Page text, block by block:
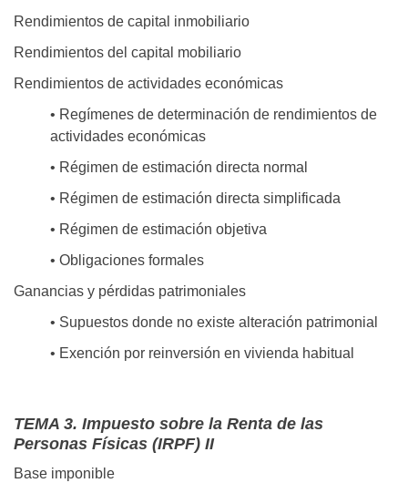
Rendimientos de capital inmobiliario
Rendimientos del capital mobiliario
Rendimientos de actividades económicas
• Regímenes de determinación de rendimientos de
actividades económicas
• Régimen de estimación directa normal
• Régimen de estimación directa simplificada
• Régimen de estimación objetiva
• Obligaciones formales
Ganancias y pérdidas patrimoniales
• Supuestos donde no existe alteración patrimonial
• Exención por reinversión en vivienda habitual
TEMA 3. Impuesto sobre la Renta de las
Personas Físicas (IRPF) II
Base imponible